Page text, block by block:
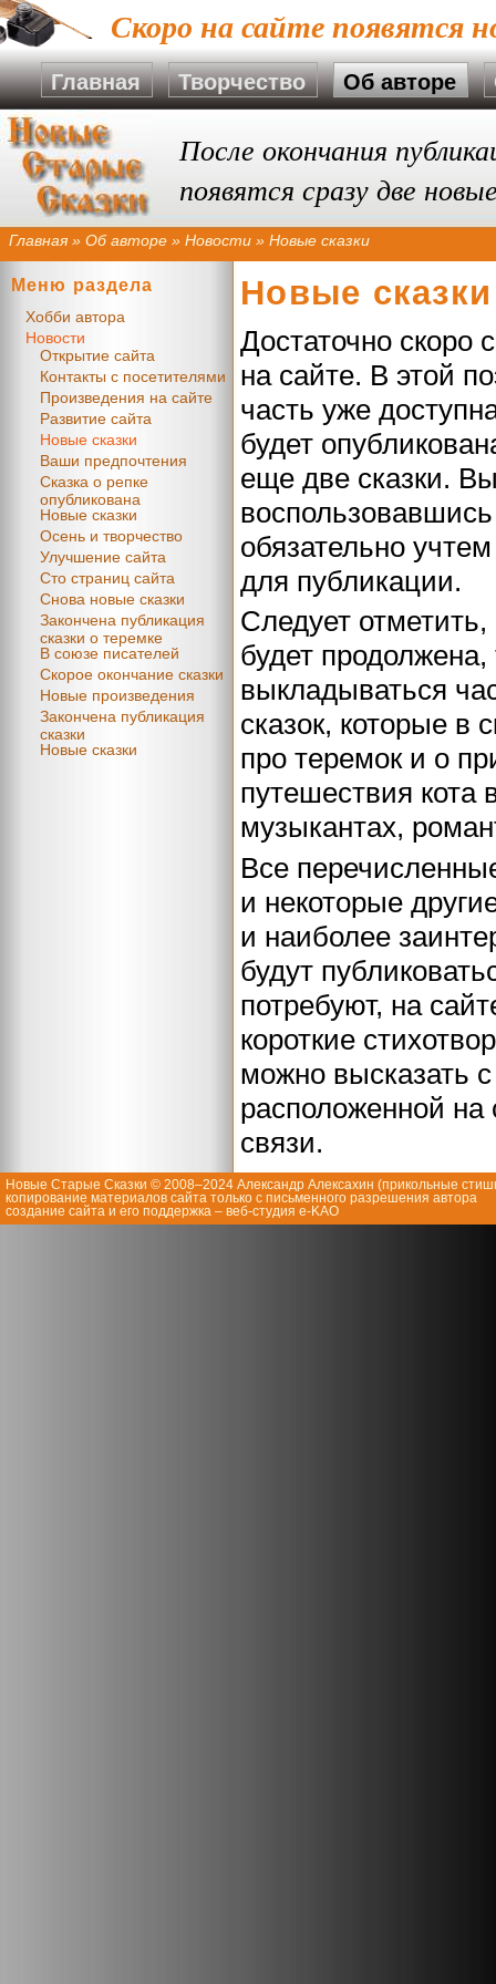
Скоро на сайте появятся
Главная Творчество Об авторе
После окончания
появятся сразу две
Главная » Об авторе » Новости » Новые сказки
Новые сказки
Достаточно скоро
на сайте. В этой
часть уже
будет
еще две сказки.
обязательно
для публикации.
Следует отметить,
будет продолжена,
выкладываться
сказок, которые в
про теремок и о
путешествия кота
музыкантах,
Все
и некоторые
и наиболее
будут
потребуют, на
короткие
можно высказать
расположенной на
связи.
Меню раздела
Хобби автора
Новости
Открытие сайта
Контакты с посетителями
Произведения на сайте
Развитие сайта
Новые сказки
Ваши предпочтения
Сказка о репке
опубликована
Новые сказки
Осень и творчество
Улучшение сайта
Сто страниц сайта
Снова новые сказки
Закончена публикация
сказки о теремке
В союзе писателей
Скорое окончание сказки
Новые произведения
Закончена публикация
сказки
Новые сказки
Новые Старые Сказки © 2008–2024 Александр Алексахин (прикольные
копирование материалов сайта только с письменного разрешения автора
создание сайта и его поддержка – веб-студия e-KAO